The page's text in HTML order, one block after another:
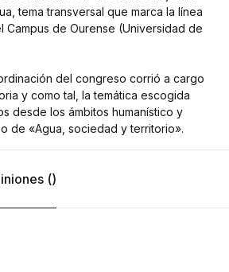
tema transversal que marca la línea
de Ourense (Universidad de
del congreso corrió a cargo
y como tal, la temática escogida
desde los ámbitos humanístico y
de «Agua, sociedad y territorio».
()